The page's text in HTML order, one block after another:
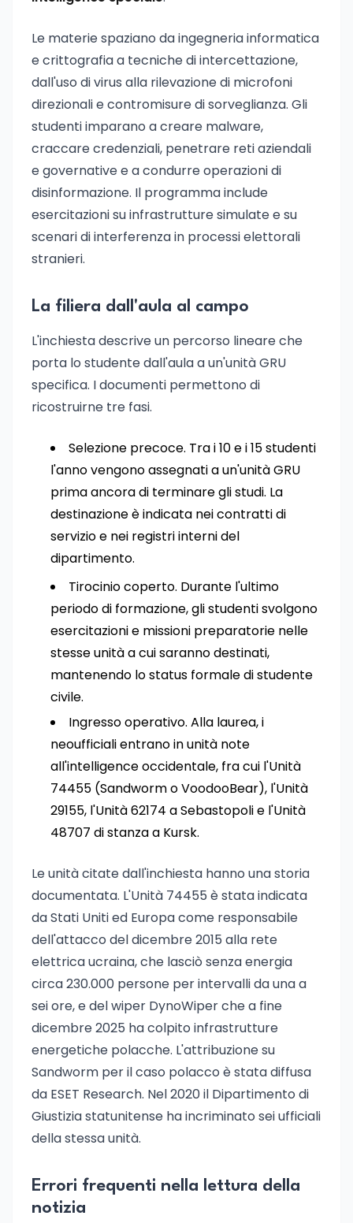
Le materie spaziano da ingegneria informatica
e crittografia a tecniche di intercettazione,
dall'uso di virus alla rilevazione di microfoni
direzionali e contromisure di sorveglianza. Gli
studenti imparano a creare malware,
craccare credenziali, penetrare reti aziendali
e governative e a condurre operazioni di
disinformazione. Il programma include
esercitazioni su infrastrutture simulate e su
scenari di interferenza in processi elettorali
stranieri.
La filiera dall'aula al campo
L'inchiesta descrive un percorso lineare che
porta lo studente dall'aula a un'unità GRU
specifica. I documenti permettono di
ricostruirne tre fasi.
Selezione precoce. Tra i 10 e i 15 studenti
l'anno vengono assegnati a un'unità GRU
prima ancora di terminare gli studi. La
destinazione è indicata nei contratti di
servizio e nei registri interni del
dipartimento.
Tirocinio coperto. Durante l'ultimo
periodo di formazione, gli studenti svolgono
esercitazioni e missioni preparatorie nelle
stesse unità a cui saranno destinati,
mantenendo lo status formale di studente
civile.
Ingresso operativo. Alla laurea, i
neoufficiali entrano in unità note
all'intelligence occidentale, fra cui l'Unità
74455 (Sandworm o VoodooBear), l'Unità
29155, l'Unità 62174 a Sebastopoli e l'Unità
48707 di stanza a Kursk.
Le unità citate dall'inchiesta hanno una storia
documentata. L'Unità 74455 è stata indicata
da Stati Uniti ed Europa come responsabile
dell'attacco del dicembre 2015 alla rete
elettrica ucraina, che lasciò senza energia
circa 230.000 persone per intervalli da una a
sei ore, e del wiper DynoWiper che a fine
dicembre 2025 ha colpito infrastrutture
energetiche polacche. L'attribuzione su
Sandworm per il caso polacco è stata diffusa
da ESET Research. Nel 2020 il Dipartimento di
Giustizia statunitense ha incriminato sei ufficiali
della stessa unità.
Errori frequenti nella lettura della
notizia